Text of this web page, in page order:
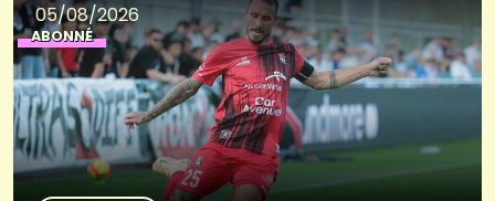
05/08/2026
ABONNÉ